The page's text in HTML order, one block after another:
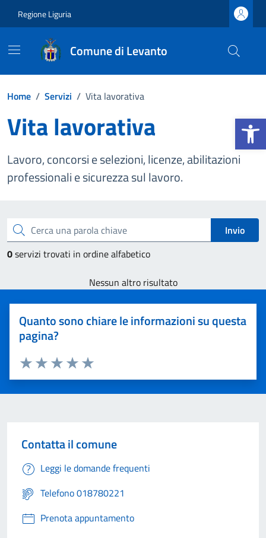
Apri la
Regione Liguria
Comune di Levanto
Home / Servizi / Vita lavorativa
Vita lavorativa
Lavoro, concorsi e selezioni, licenze, abilitazioni
professionali e sicurezza sul lavoro.
Cerca una parola chiave
Invio
0servizi trovati in ordine alfabetico
Nessun altro risultato
Quanto sono chiare le informazioni su questa
pagina?
Valuta 5 stelle su 5
Valuta 4 stelle su 5
Valuta 3 stelle su 5
Valuta 2 stelle su 5
Valuta 1 stelle su 5
Contatta il comune
Leggi le domande frequenti
Telefono 018780221
Prenota appuntamento